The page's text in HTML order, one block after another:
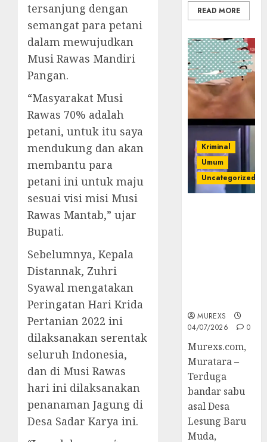
tersanjung dengan
semangat para petani
dalam mewujudkan
Musi Rawas Mandiri
Pangan.
“Masyarakat Musi
Rawas 70% adalah
petani, untuk itu saya
mendukung dan akan
membantu para
petani ini untuk maju
sesuai visi misi Musi
Rawas Mantab,” ujar
Bupati.
Sebelumnya, Kepala
Distannak, Zuhri
Syawal mengatakan
Peringatan Hari Krida
Pertanian 2022 ini
dilaksanakan serentak
seluruh Indonesia,
dan di Musi Rawas
hari ini dilaksanakan
penanaman Jagung di
Desa Sadar Karya ini.
READ MORE
Kriminal
Umum
Uncategorized
MUREXS
04/07/2026
0
Murexs.com,
Muratara –
Terduga
bandar sabu
asal Desa
Lesung Baru
Muda,